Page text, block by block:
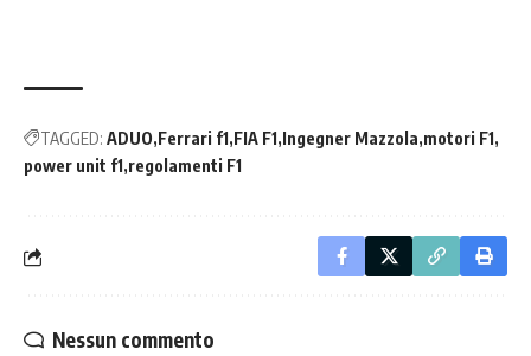
TAGGED: ADUO Ferrari f1 FIA F1 Ingegner Mazzola motori F1
power unit f1 regolamenti F1
Nessun commento